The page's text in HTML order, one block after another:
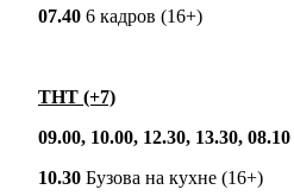
07.40 6 кадров (16+)
ТНТ (+7)
09.00, 10.00, 12.30, 13.30, 08.10
10.30 Бузова на кухне (16+)